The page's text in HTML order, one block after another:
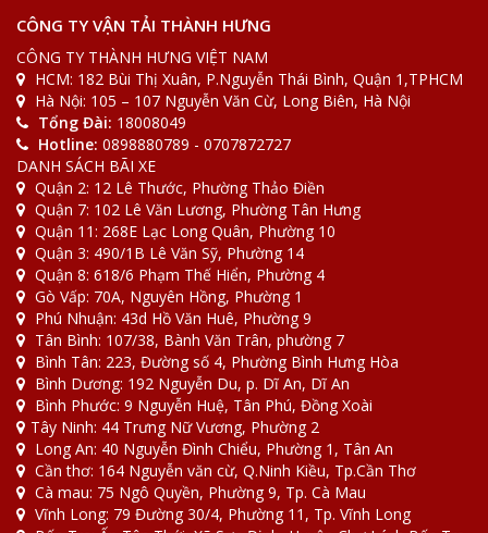
[Bảng giá] Xe tải chuyển nhà bao nhiêu 1km
2022-08-31
Tin Tức
[Giải Đáp] Gửi đồ qua bưu điện bao nhiêu 1kg
CÔNG TY VẬN TẢI THÀNH HƯNG
CÔNG TY THÀNH HƯNG VIỆT NAM
HCM: 182 Bùi Thị Xuân, P.Nguyễn Thái Bình, Quận 1,TPHCM
Hà Nội: 105 – 107 Nguyễn Văn Cừ, Long Biên, Hà Nội
Tổng Đài: 18008049
Hotline: 0898880789 - 0707872727
DANH SÁCH BÃI XE
Quận 2: 12 Lê Thước, Phường Thảo Điền
Quận 7: 102 Lê Văn Lương, Phường Tân Hưng
Quận 11: 268E Lạc Long Quân, Phường 10
Quận 3: 490/1B Lê Văn Sỹ, Phường 14
Quận 8: 618/6 Phạm Thế Hiển, Phường 4
Gò Vấp: 70A, Nguyên Hồng, Phường 1
Phú Nhuận: 43d Hồ Văn Huê, Phường 9
Tân Bình: 107/38, Bành Văn Trân, phường 7
Bình Tân: 223, Đường số 4, Phường Bình Hưng Hòa
Bình Dương: 192 Nguyễn Du, p. Dĩ An, Dĩ An
Bình Phước: 9 Nguyễn Huệ, Tân Phú, Đồng Xoài
Tây Ninh: 44 Trưng Nữ Vương, Phường 2
Long An: 40 Nguyễn Đình Chiểu, Phường 1, Tân An
Cần thơ: 164 Nguyễn văn cừ, Q.Ninh Kiều, Tp.Cần Thơ
Cà mau: 75 Ngô Quyền, Phường 9, Tp. Cà Mau
Vĩnh Long: 79 Đường 30/4, Phường 11, Tp. Vĩnh Long